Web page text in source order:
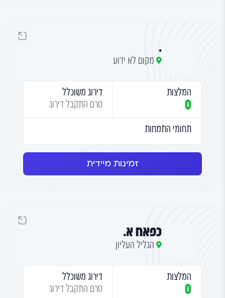
.
מקום לא ידוע
המלצות
0
דירוג משוכלל
טרם התקבל דירוג
תחומי התמחות
זמינות מיידית
כפאח א.
הגליל העליון
המלצות
0
דירוג משוכלל
טרם התקבל דירוג